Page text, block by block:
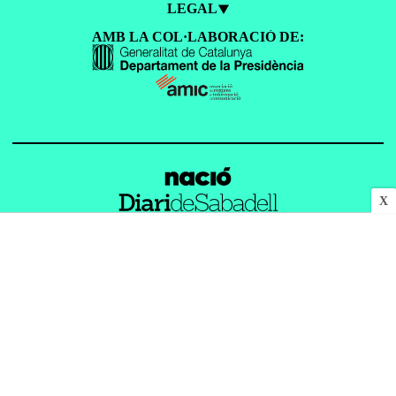
X
LEGAL
AMB LA COL·LABORACIÓ DE: